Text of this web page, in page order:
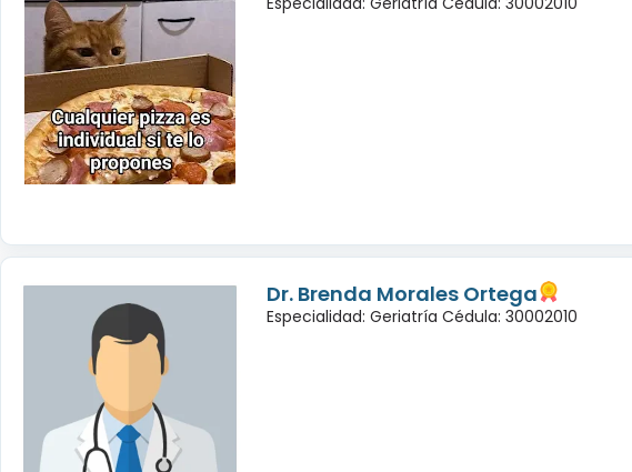
Dr. Brenda Morales Ortega
Especialidad: Geriatría Cédula: 30002010